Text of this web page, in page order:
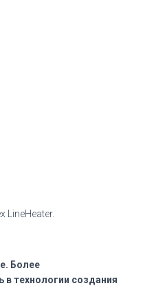
LineHeater.
Более
технологии создания